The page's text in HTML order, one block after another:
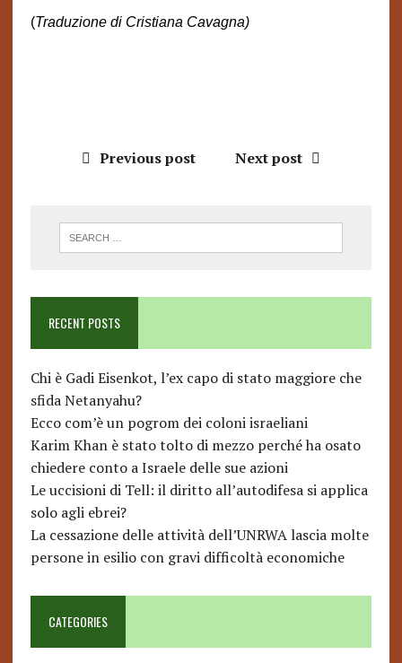
(Traduzione di Cristiana Cavagna)
Previous post Next post
RECENT POSTS
Chi è Gadi Eisenkot, l’ex capo di stato maggiore che
sfida Netanyahu?
Ecco com’è un pogrom dei coloni israeliani
Karim Khan è stato tolto di mezzo perché ha osato
chiedere conto a Israele delle sue azioni
Le uccisioni di Tell: il diritto all’autodifesa si applica
solo agli ebrei?
La cessazione delle attività dell’UNRWA lascia molte
persone in esilio con gravi difficoltà economiche
CATEGORIES